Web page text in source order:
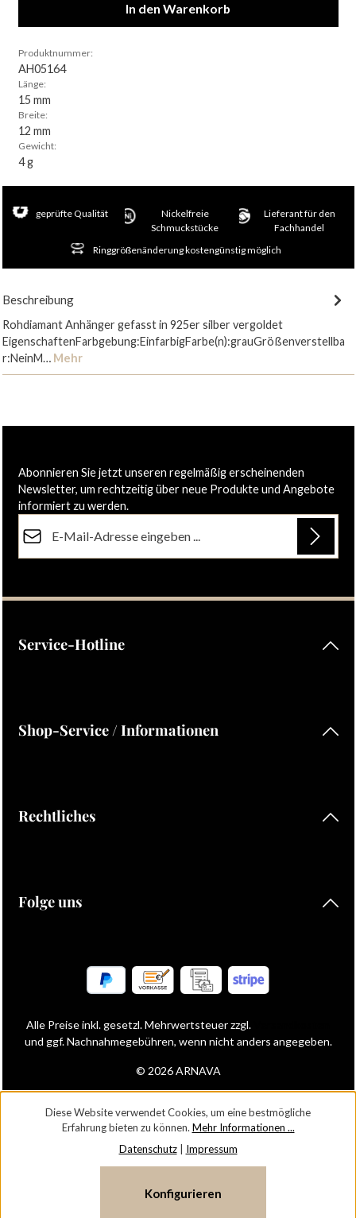
In den Warenkorb
Produktnummer:
AH05164
Länge:
15 mm
Breite:
12 mm
Gewicht:
4 g
geprüfte Qualität
Nickelfreie
Schmuckstücke
Lieferant für den
Fachhandel
Ringgrößenänderung kostengünstig möglich
Beschreibung
Rohdiamant Anhänger gefasst in 925er silber vergoldet
EigenschaftenFarbgebung:EinfarbigFarbe(n):grauGrößenverstellba
r:NeinM… Mehr
Abonnieren Sie jetzt unseren regelmäßig erscheinenden
Newsletter, um rechtzeitig über neue Produkte und Angebote
informiert zu werden.
Ich habe dieDatenschutzbestimmungenzur Kenntnis
Service-Hotline
Shop-Service / Informationen
Rechtliches
Folge uns
© 2026 ARNAVA
Alle Preise inkl. gesetzl. Mehrwertsteuer zzgl.
und ggf. Nachnahmegebühren, wenn nicht anders angegeben.
Diese Website verwendet Cookies, um eine bestmögliche
Erfahrung bieten zu können. Mehr Informationen ...
Datenschutz| Impressum
Konfigurieren